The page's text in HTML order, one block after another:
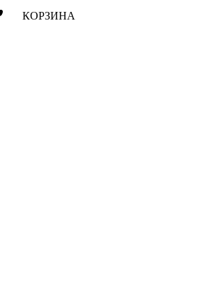
КОРЗИНА